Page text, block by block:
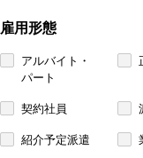
雇用形態
アルバイト・
パート
契約社員
紹介予定派遣